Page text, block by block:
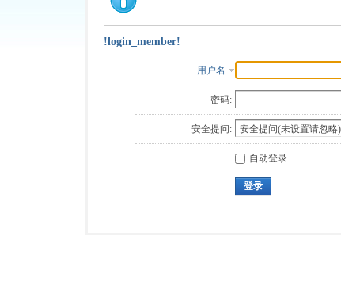
!login_member!
用户名
密码:
安全提问:
自动登录
登录